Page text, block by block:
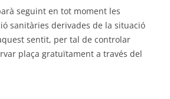
seguint en tot moment les
sanitàries derivades de la situació
sentit, per tal de controlar
plaça gratuïtament a través del